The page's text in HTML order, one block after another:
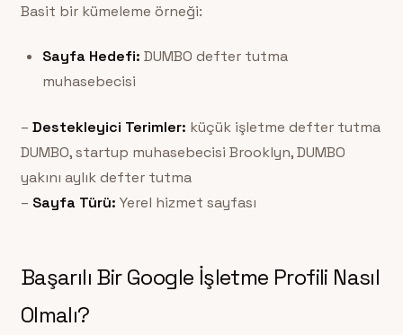
Basit bir kümeleme örneği:
Sayfa Hedefi: DUMBO defter tutma
muhasebecisi
– Destekleyici Terimler: küçük işletme defter tutma
DUMBO, startup muhasebecisi Brooklyn, DUMBO
yakını aylık defter tutma
– Sayfa Türü: Yerel hizmet sayfası
Başarılı Bir Google İşletme Profili Nasıl
Olmalı?